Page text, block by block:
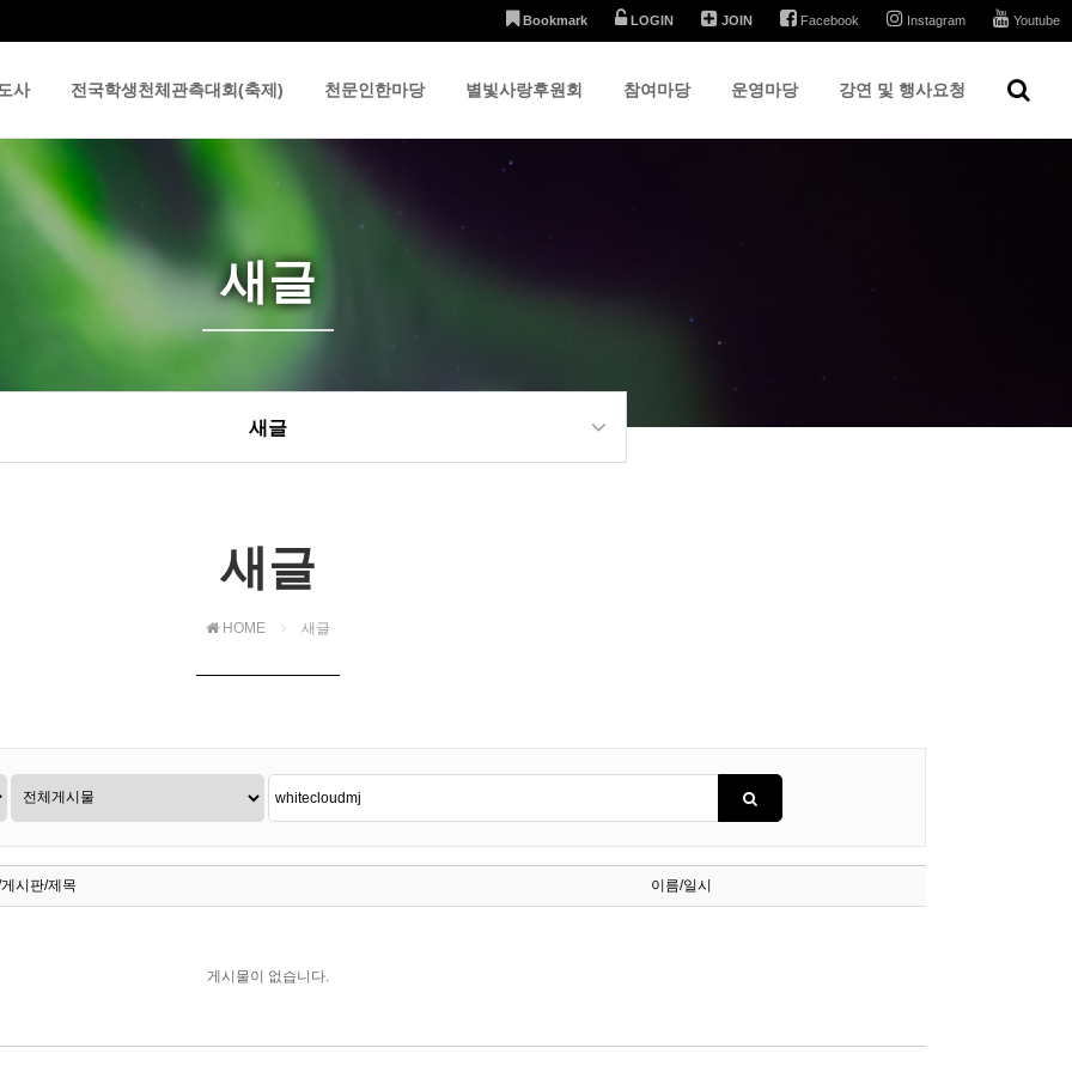
Bookmark LOGIN JOIN Facebook Instagram Youtube
사 전국학생천체관측대회(축제) 천문인한마당 별빛사랑후원회 참여마당 운영마당 강연 및 행사요청
새글
새글
새글
HOME 새글
시판/제목 이름/일시
게시물이 없습니다.